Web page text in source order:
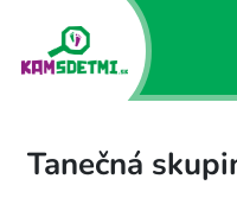
Tanečná